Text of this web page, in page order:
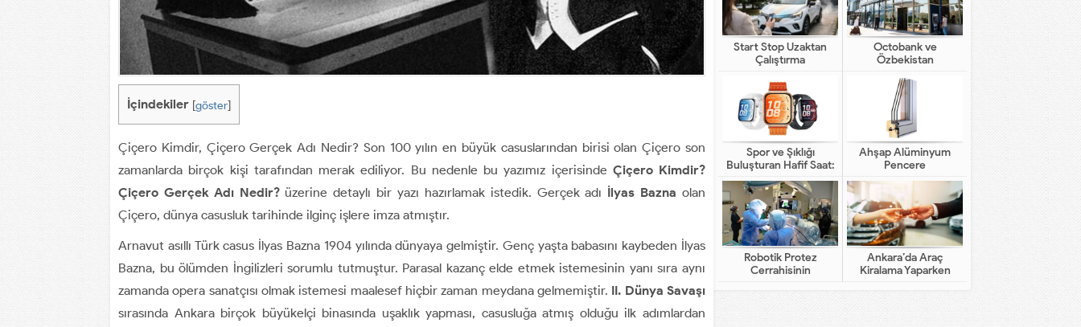
İçindekiler [göster]
Çiçero Kimdir, Çiçero Gerçek Adı Nedir? Son 100 yılın en büyük casuslarından birisi olan Çiçero son
zamanlarda birçok kişi tarafından merak ediliyor. Bu nedenle bu yazımız içerisinde Çiçero Kimdir?
Çiçero Gerçek Adı Nedir?üzerine detaylı bir yazı hazırlamak istedik. Gerçek adı İlyas Bazna olan
Çiçero, dünya casusluk tarihinde ilginç işlere imza atmıştır.
Arnavut asıllı Türk casus İlyas Bazna 1904 yılında dünyaya gelmiştir. Genç yaşta babasını kaybeden İlyas
Bazna, bu ölümden İngilizleri sorumlu tutmuştur. Parasal kazanç elde etmek istemesinin yanı sıra aynı
zamanda opera sanatçısı olmak istemesi maalesef hiçbir zaman meydana gelmemiştir. II. Dünya Savaşı
sırasında Ankara birçok büyükelçi binasında uşaklık yapması, casusluğa atmış olduğu ilk adımlardan
Start Stop Uzaktan
Çalıştırma
Octobank ve
Özbekistan
Bankalarının Dijital
Finansal Altyapının
Gelişimindeki Yeni Rolü
Spor ve Şıklığı
Buluşturan Hafif Saat:
HUAWEI WATCH FIT 5
Pro
Ahşap Alüminyum
Pencere
Robotik Protez
Cerrahisinin
Geleneksel Cerrahiden
Farkı Nedir?
Ankara’da Araç
Kiralama Yaparken
Dikkat Edilecekler